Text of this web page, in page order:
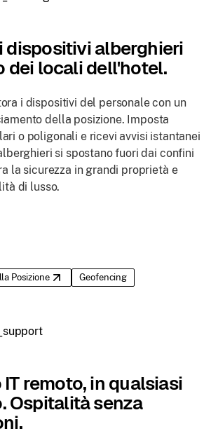
dispositivi alberghieri
dei locali dell'hotel.
i dispositivi del personale con un
della posizione. Imposta
o poligonali e ricevi avvisi istantanei
si spostano fuori dai confini
la sicurezza in grandi proprietà e
di lusso.
Posizione Geofencing
remoto, in qualsiasi
Ospitalità senza